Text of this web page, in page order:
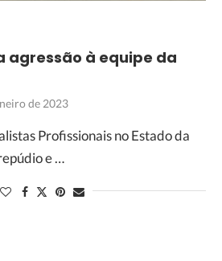
agressão à equipe da
de 2023
Profissionais no Estado da
e …